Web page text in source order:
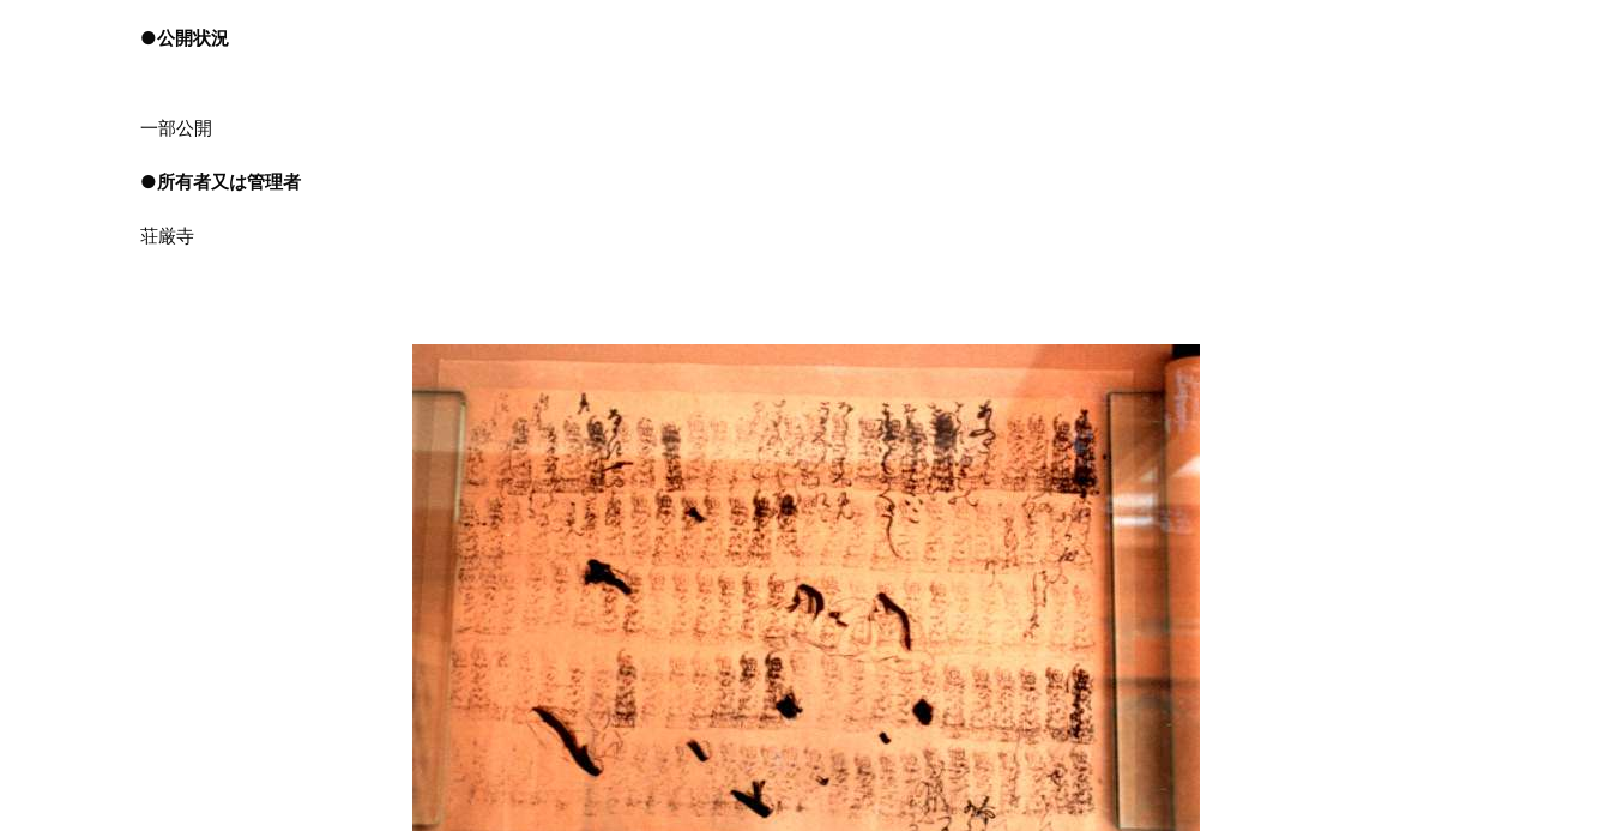
●公開状況
一部公開
●所有者又は管理者
荘厳寺